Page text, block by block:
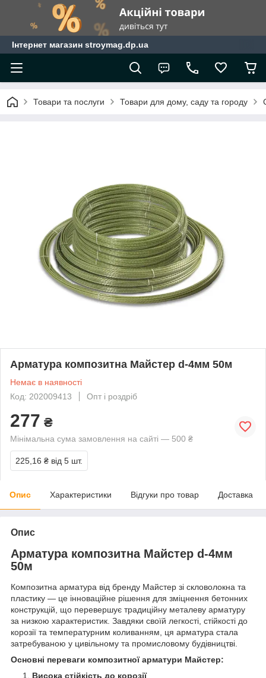
Інтернет магазин stroymag.dp.ua
Товари та послуги Товари для дому, саду та городу
Арматура композитна Майстер d-4мм 50м
Немає в наявності
Код: 202009413
Опт і роздріб
277 ₴
Мінімальна сума замовлення на сайті — 500 ₴
225,16 ₴ від 5 шт.
Опис Характеристики Відгуки про товар Доставка
Опис
Арматура композитна Майстер d-4мм
50м
Композитна арматура від бренду Майстер зі скловолокна та
пластику — це інноваційне рішення для зміцнення бетонних
конструкцій, що перевершує традиційну металеву арматуру
за низкою характеристик. Завдяки своїй легкості, стійкості до
корозії та температурним коливанням, ця арматура стала
затребуваною у цивільному та промисловому будівництві.
Основні переваги композитної арматури Майстер:
Висока стійкість до корозії